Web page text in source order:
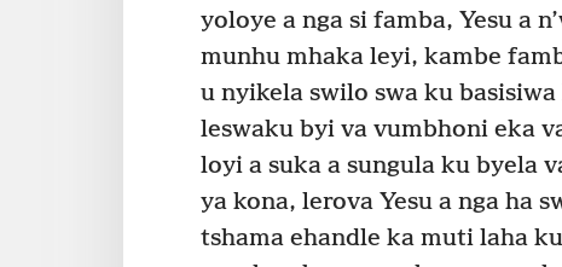
yoloye a nga si famba, Yesu a
munhu mhaka leyi, kambe
u nyikela swilo swa ku
leswaku byi va vumbhoni eka
loyi a suka a sungula ku byela
ya kona, lerova Yesu a nga ha
tshama ehandle ka muti laha